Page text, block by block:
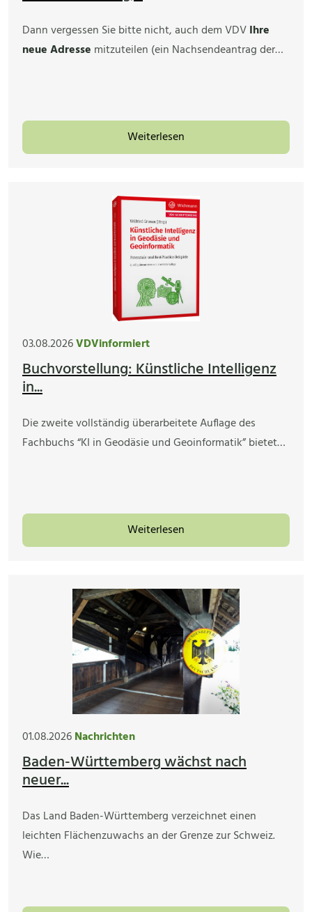
Dann vergessen Sie bitte nicht, auch dem VDVIhre
neue Adresse mitzuteilen (ein Nachsendeantrag der…
Weiterlesen
03.08.2026VDVinformiert
Buchvorstellung: Künstliche Intelligenz
in...
Die zweite vollständig überarbeitete Auflage des
Fachbuchs “KI in Geodäsie und Geoinformatik” bietet…
Weiterlesen
01.08.2026Nachrichten
Baden-Württemberg wächst nach
neuer...
Das Land Baden-Württemberg verzeichnet einen
leichten Flächenzuwachs an der Grenze zur Schweiz.
Wie…